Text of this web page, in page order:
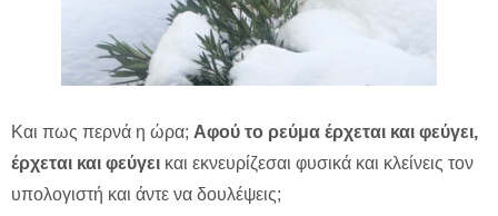
Και πως περνά η ώρα; Αφού το ρεύμα έρχεται και φεύγει,
έρχεται και φεύγει και εκνευρίζεσαι φυσικά και κλείνεις τον
υπολογιστή και άντε να δουλέψεις;